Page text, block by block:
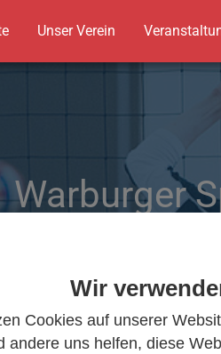
Wir
Cookies auf unserer
andere uns helfen, diese
Unser Verein
Warburger
Warburger